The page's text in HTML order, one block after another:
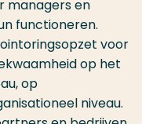
managers en
functioneren.
voor
op het
op
niveau.